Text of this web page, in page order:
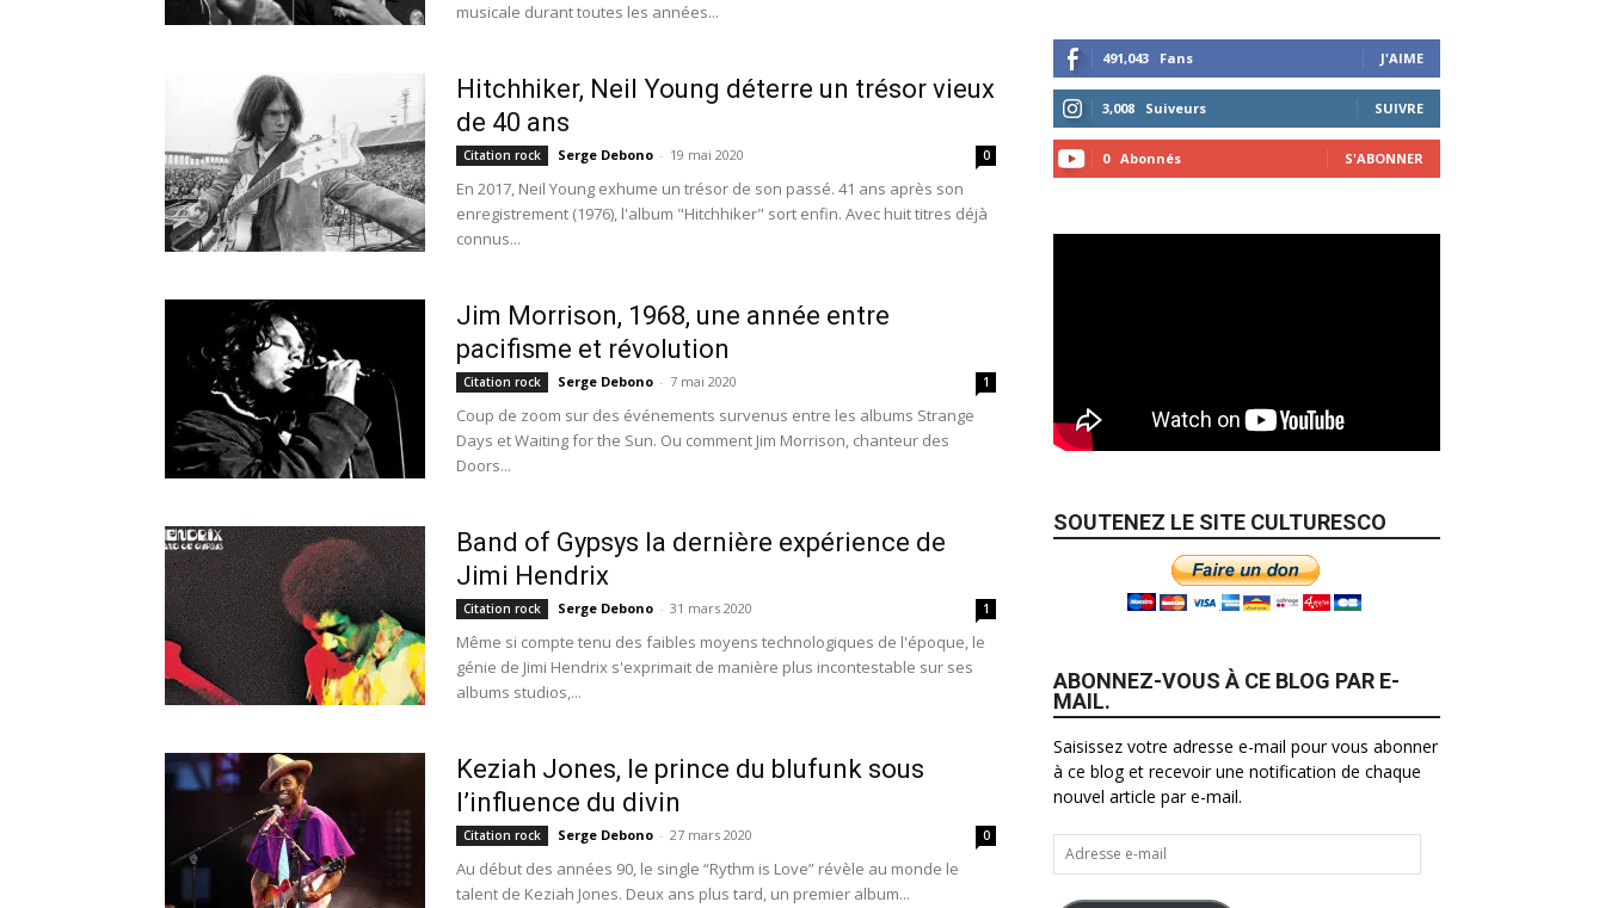
musicale durant toutes les années...
Hitchhiker, Neil Young déterre un trésor vieux
de 40 ans
Citation rock Serge Debono - 19 mai 2020 0
En 2017, Neil Young exhume un trésor de son passé. 41 ans après son
enregistrement (1976), l'album "Hitchhiker" sort enfin. Avec huit titres déjà
connus...
Jim Morrison, 1968, une année entre
pacifisme et révolution
Citation rock Serge Debono - 7 mai 2020 1
Coup de zoom sur des événements survenus entre les albums Strange
Days et Waiting for the Sun. Ou comment Jim Morrison, chanteur des
Doors...
Band of Gypsys la dernière expérience de
Jimi Hendrix
Citation rock Serge Debono - 31 mars 2020 1
Même si compte tenu des faibles moyens technologiques de l'époque, le
génie de Jimi Hendrix s'exprimait de manière plus incontestable sur ses
albums studios,...
Keziah Jones, le prince du blufunk sous
l’influence du divin
Citation rock Serge Debono - 27 mars 2020 0
Au début des années 90, le single “Rythm is Love” révèle au monde le
talent de Keziah Jones. Deux ans plus tard, un premier album...
491,043 Fans J'AIME
3,008 Suiveurs SUIVRE
0 Abonnés S'ABONNER
SOUTENEZ LE SITE CULTURESCO
ABONNEZ-VOUS À CE BLOG PAR E-
MAIL.
Saisissez votre adresse e-mail pour vous abonner
à ce blog et recevoir une notification de chaque
nouvel article par e-mail.
Adresse
e-
mail